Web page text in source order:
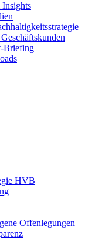
Insights
Briefing
HVB
Offenlegungen